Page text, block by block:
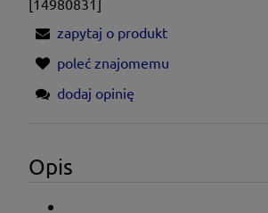
zapytaj o produkt
poleć znajomemu
dodaj opinię
Opis